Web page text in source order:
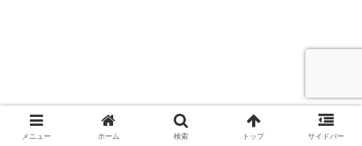
メニュー ホーム 検索 トップ サイドバー